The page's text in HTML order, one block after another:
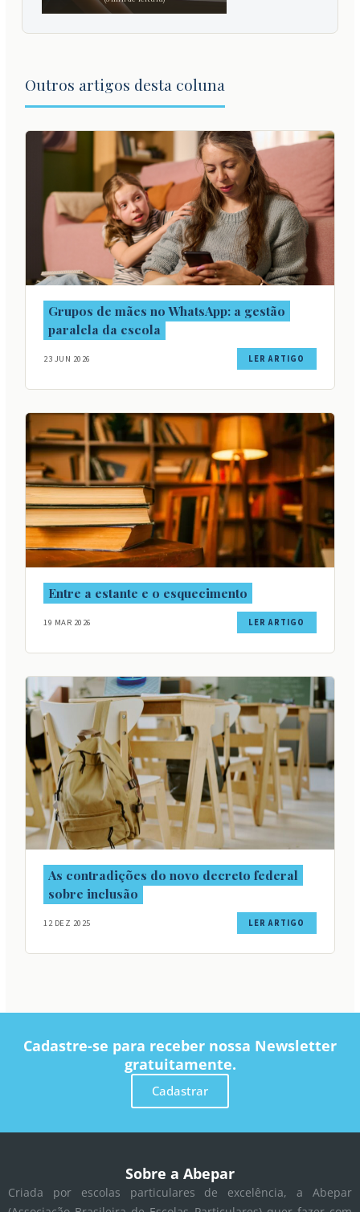
Outros artigos desta coluna
Grupos de mães no WhatsApp: a gestão
paralela da escola
23 JUN 2026 LER ARTIGO
Entre a estante e o esquecimento
19 MAR 2026 LER ARTIGO
As contradições do novo decreto federal
sobre inclusão
12 DEZ 2025 LER ARTIGO
Cadastre-se para receber nossa Newsletter
gratuitamente.
Cadastrar
Sobre a Abepar
Criada por escolas particulares de excelência, a Abepar